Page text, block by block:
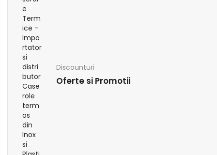
Discounturi
Oferte si Promotii